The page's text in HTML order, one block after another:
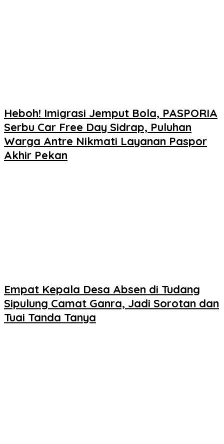
Heboh! Imigrasi Jemput Bola, PASPORIA
Serbu Car Free Day Sidrap, Puluhan
Warga Antre Nikmati Layanan Paspor
Akhir Pekan
Empat Kepala Desa Absen di Tudang
Sipulung Camat Ganra, Jadi Sorotan dan
Tuai Tanda Tanya